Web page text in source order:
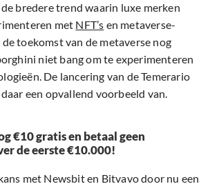
bredere trend waarin luxe merken
met NFT’s en metaverse-
toekomst van de metaverse nog
niet bang om te experimenteren
De lancering van de Temerario
een opvallend voorbeeld van.
€10 gratis en betaal geen
de eerste €10.000!
met Newsbit en Bitvavo door nu een